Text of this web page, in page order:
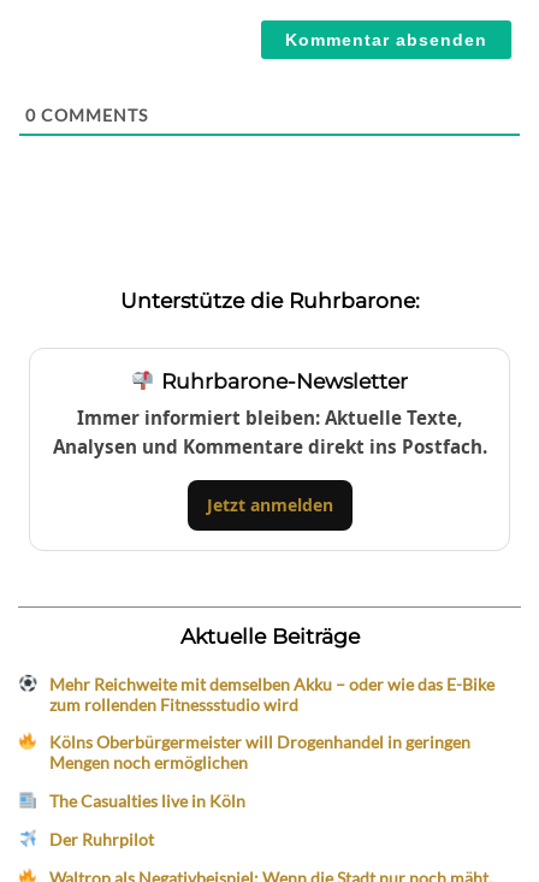
0 COMMENTS
Unterstütze die Ruhrbarone:
Ruhrbarone-Newsletter
Immer informiert bleiben: Aktuelle Texte,
Analysen und Kommentare direkt ins Postfach.
Jetzt anmelden
Aktuelle Beiträge
Mehr Reichweite mit demselben Akku – oder wie das E-Bike
zum rollenden Fitnessstudio wird
Kölns Oberbürgermeister will Drogenhandel in geringen
Mengen noch ermöglichen
The Casualties live in Köln
Der Ruhrpilot
Waltrop als Negativbeispiel: Wenn die Stadt nur noch mäht,